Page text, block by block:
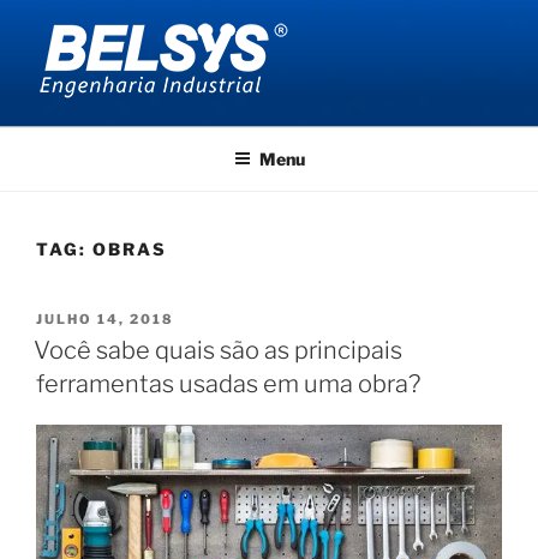
conteúdo
BELSYS ENGENHARIA
Menu
TAG: OBRAS
PUBLICADO
EM
JULHO 14, 2018
Você sabe quais são as principais
ferramentas usadas em uma obra?